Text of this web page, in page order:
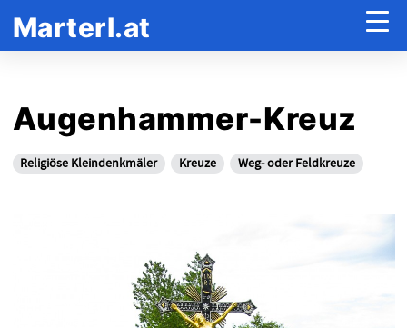
Marterl.at
Augenhammer-Kreuz
Religiöse Kleindenkmäler Kreuze Weg- oder Feldkreuze